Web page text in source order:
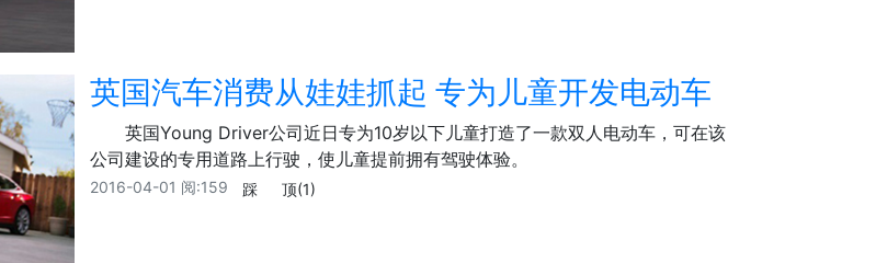
英国汽车消费从娃娃抓起 专为儿童开发电动车
英国Young Driver公司近日专为10岁以下儿童打造了一款双人电动车，可在该
公司建设的专用道路上行驶，使儿童提前拥有驾驶体验。
2016-04-01 阅:159 踩 顶(1)